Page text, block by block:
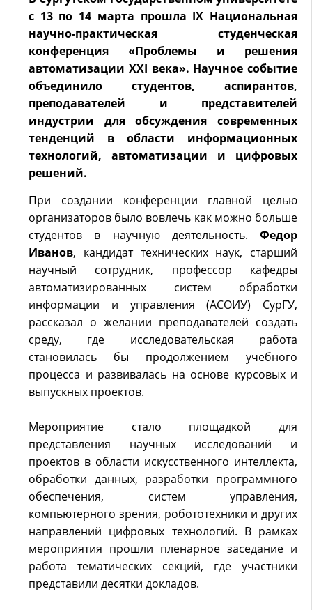
с 13 по 14 марта прошла IX Национальная
научно-практическая студенческая
конференция «Проблемы и решения
автоматизации XXI века». Научное событие
объединило студентов, аспирантов,
преподавателей и представителей
индустрии для обсуждения современных
тенденций в области информационных
технологий, автоматизации и цифровых
решений.
При создании конференции главной целью
организаторов было вовлечь как можно больше
студентов в научную деятельность. Федор
Иванов, кандидат технических наук, старший
научный сотрудник, профессор кафедры
автоматизированных систем обработки
информации и управления (АСОИУ) СурГУ,
рассказал о желании преподавателей создать
среду, где исследовательская работа
становилась бы продолжением учебного
процесса и развивалась на основе курсовых и
выпускных проектов.
Мероприятие стало площадкой для
представления научных исследований и
проектов в области искусственного интеллекта,
обработки данных, разработки программного
обеспечения, систем управления,
компьютерного зрения, робототехники и других
направлений цифровых технологий. В рамках
мероприятия прошли пленарное заседание и
работа тематических секций, где участники
представили десятки докладов.